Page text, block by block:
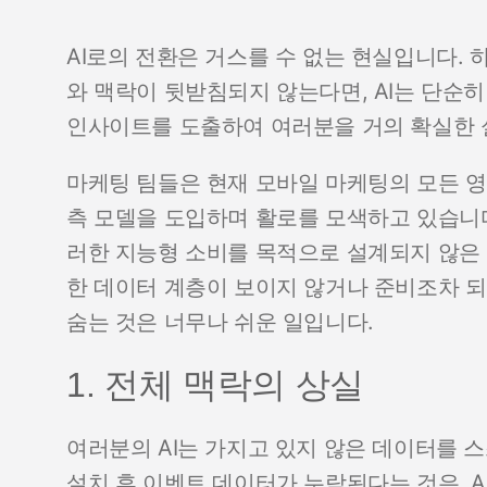
AI로의 전환은 거스를 수 없는 현실입니다.
와 맥락이 뒷받침되지 않는다면, AI는 단순
인사이트를 도출하여 여러분을 거의 확실한
마케팅 팀들은 현재 모바일 마케팅의 모든
측 모델을 도입하며 활로를 모색하고 있습
러한 지능형 소비를 목적으로 설계되지 않
한 데이터 계층이 보이지 않거나 준비조차
숨는 것은 너무나 쉬운 일입니다.
1. 전체 맥락의 상실
여러분의 AI는 가지고 있지 않은 데이터를